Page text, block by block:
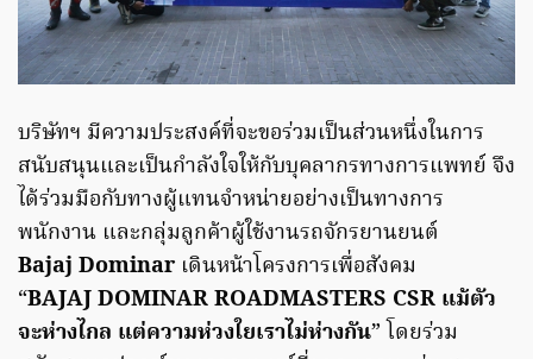
บริษัทฯ มีความประสงค์ที่จะขอร่วมเป็นส่วนหนึ่งในการ
สนับสนุนและเป็นกำลังใจให้กับบุคลากรทางการแพทย์ จึง
ได้ร่วมมือกับทางผู้แทนจำหน่ายอย่างเป็นทางการ
พนักงาน และกลุ่มลูกค้าผู้ใช้งานรถจักรยานยนต์
Bajaj Dominar เดินหน้าโครงการเพื่อสังคม
“BAJAJ DOMINAR ROADMASTERS CSR แม้ตัว
จะห่างไกล แต่ความห่วงใยเราไม่ห่างกัน” โดยร่วม